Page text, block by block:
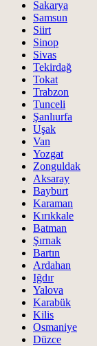
Sakarya
Samsun
Siirt
Sinop
Sivas
Tekirdağ
Tokat
Trabzon
Tunceli
Şanlıurfa
Uşak
Van
Yozgat
Zonguldak
Aksaray
Bayburt
Karaman
Kırıkkale
Batman
Şırnak
Bartın
Ardahan
Iğdır
Yalova
Karabük
Kilis
Osmaniye
Düzce